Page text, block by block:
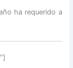
ha requerido a